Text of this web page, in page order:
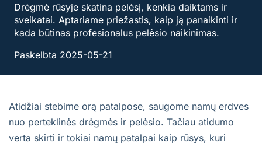
Drėgmė rūsyje skatina pelėsį, kenkia daiktams ir
sveikatai. Aptariame priežastis, kaip ją panaikinti ir
kada būtinas profesionalus pelėsio naikinimas.
Paskelbta 2025-05-21
Atidžiai stebime orą patalpose, saugome namų erdves
nuo perteklinės drėgmės ir pelėsio. Tačiau atidumo
verta skirti ir tokiai namų patalpai kaip rūsys, kuri